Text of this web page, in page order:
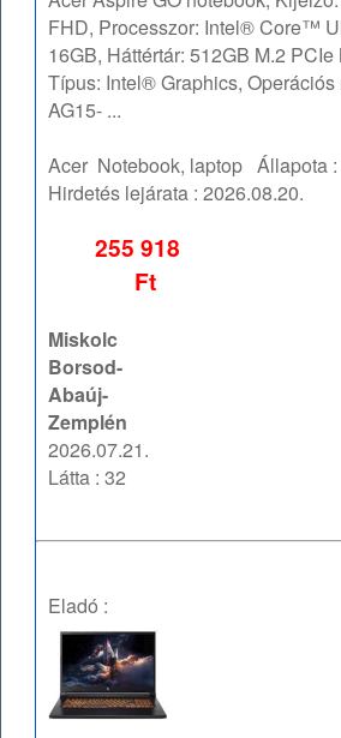
FHD, Processzor: Intel® Core™
16GB, Háttértár: 512GB M.2
Típus: Intel® Graphics,
AG15- ...
Acer Notebook, laptop Állapota :
Hirdetés lejárata :2026.08.20.
255 918
Ft
Miskolc
Borsod-
Abaúj-
Zemplén
2026.07.21.
Látta : 32
Eladó :